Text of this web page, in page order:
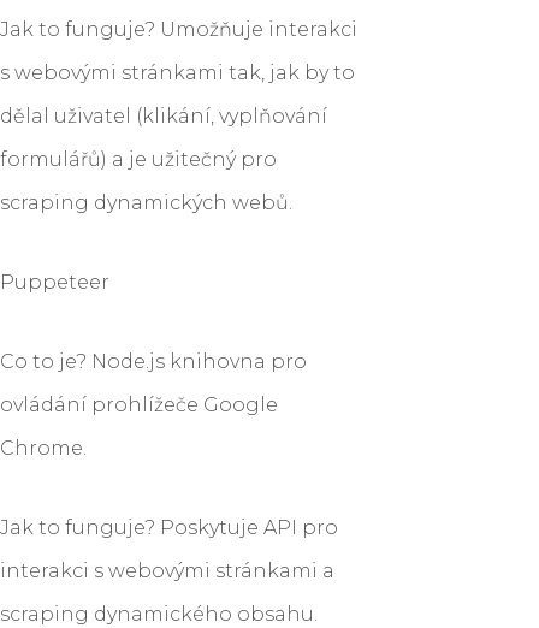
Jak to funguje? Umožňuje interakci
s webovými stránkami tak, jak by to
dělal uživatel (klikání, vyplňování
formulářů) a je užitečný pro
scraping dynamických webů.
Puppeteer
Co to je? Node.js knihovna pro
ovládání prohlížeče Google
Chrome.
Jak to funguje? Poskytuje API pro
interakci s webovými stránkami a
scraping dynamického obsahu.